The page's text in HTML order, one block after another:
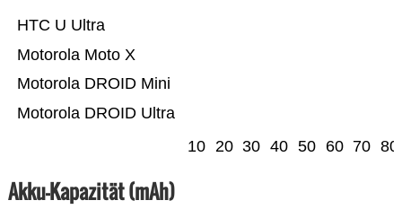
Motorola DROID Ultra
Motorola DROID Mini
Motorola Moto X
HTC U Ultra
10 20 30 40 50 60 70 80
Akku-Kapazität (mAh)